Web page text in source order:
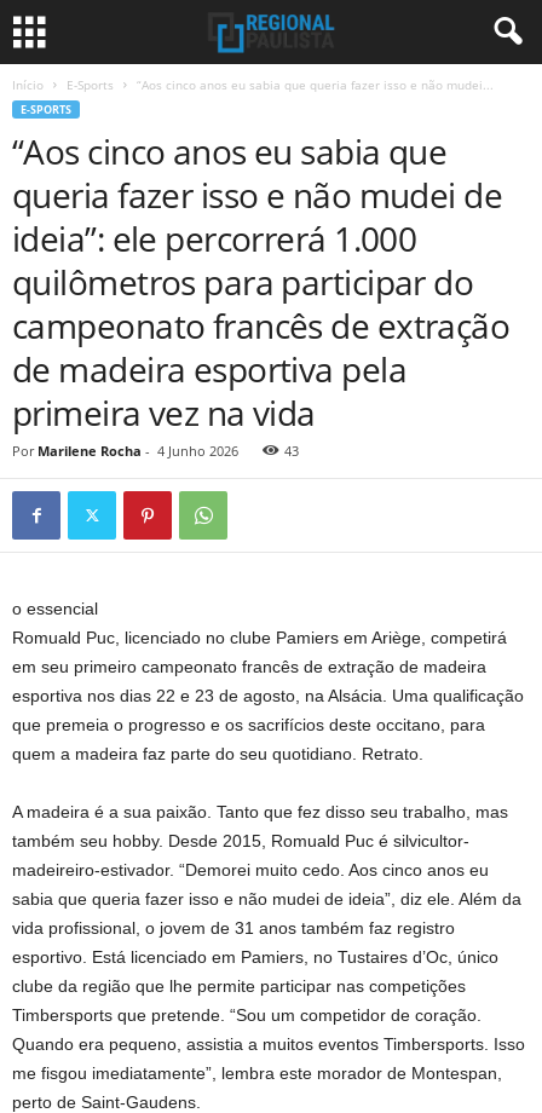
Início E-Sports “Aos cinco anos eu sabia que queria fazer isso e não mudei...
E-SPORTS
“Aos cinco anos eu sabia que
queria fazer isso e não mudei de
ideia”: ele percorrerá 1.000
quilômetros para participar do
campeonato francês de extração
de madeira esportiva pela
primeira vez na vida
Por Marilene Rocha - 4 Junho 2026 43
o essencial
Romuald Puc, licenciado no clube Pamiers em Ariège, competirá
em seu primeiro campeonato francês de extração de madeira
esportiva nos dias 22 e 23 de agosto, na Alsácia. Uma qualificação
que premeia o progresso e os sacrifícios deste occitano, para
quem a madeira faz parte do seu quotidiano. Retrato.
A madeira é a sua paixão. Tanto que fez disso seu trabalho, mas
também seu hobby. Desde 2015, Romuald Puc é silvicultor-
madeireiro-estivador. “Demorei muito cedo. Aos cinco anos eu
sabia que queria fazer isso e não mudei de ideia”, diz ele. Além da
vida profissional, o jovem de 31 anos também faz registro
esportivo. Está licenciado em Pamiers, no Tustaires d’Oc, único
clube da região que lhe permite participar nas competições
Timbersports que pretende. “Sou um competidor de coração.
Quando era pequeno, assistia a muitos eventos Timbersports. Isso
me fisgou imediatamente”, lembra este morador de Montespan,
perto de Saint-Gaudens.